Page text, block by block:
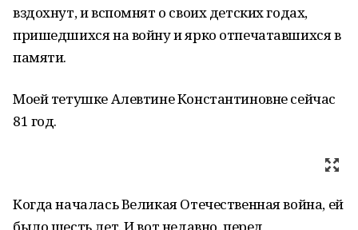
вздохнут, и вспомнят о своих детских годах,
пришедшихся на войну и ярко отпечатавшихся в
памяти.
Моей тетушке Алевтине Константиновне сейчас
81 год.
Когда началась Великая Отечественная война, ей